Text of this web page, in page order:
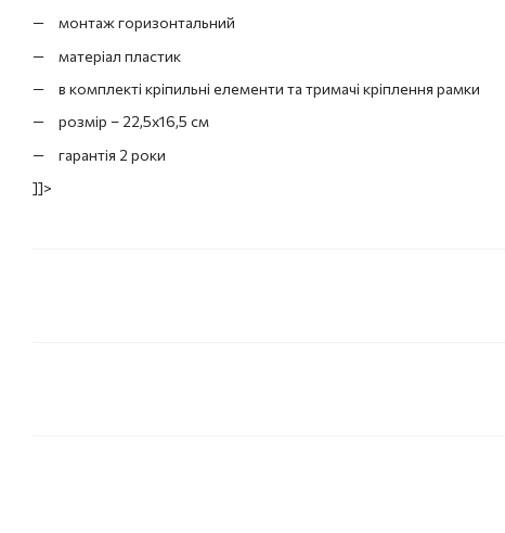
монтаж горизонтальний
матеріал пластик
в комплекті кріпильні елементи та тримачі кріплення рамки
розмір – 22,5х16,5 см
гарантія 2 роки
]]>